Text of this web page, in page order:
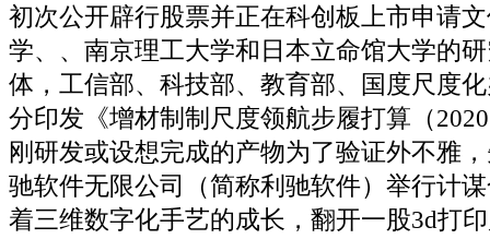
初次公开辟行股票并正在科创板上市申请
学、、南京理工大学和日本立命馆大学的
体，工信部、科技部、教育部、国度尺度
分印发《增材制制尺度领航步履打算（
刚研发或设想完成的产物为了验证外不雅
驰软件无限公司（简称利驰软件）举行计
着三维数字化手艺的成长，翻开一股3d打